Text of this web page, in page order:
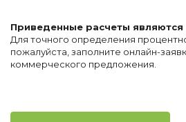
Приведенные расчеты
Для точного определения
пожалуйста, заполните онлайн-
коммерческого предложения.